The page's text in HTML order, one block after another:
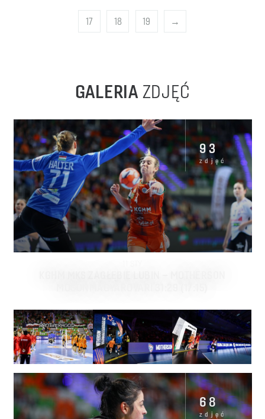
17 18 19 →
GALERIAZDJĘĆ
93
zdjęć
68
zdjęć